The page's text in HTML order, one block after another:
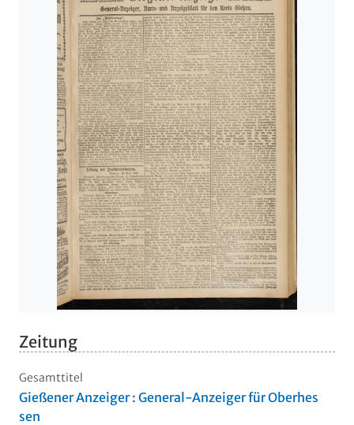
Zeitung
Gesamttitel
Gießener Anzeiger : General-Anzeiger für Oberhes
sen